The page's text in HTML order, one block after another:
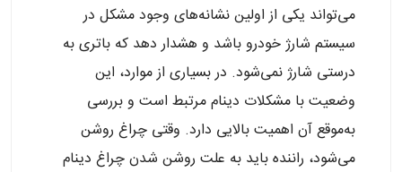
می‌تواند یکی از اولین نشانه‌های وجود مشکل در
سیستم شارژ خودرو باشد و هشدار دهد که باتری به
درستی شارژ نمی‌شود. در بسیاری از موارد، این
وضعیت با مشکلات دینام مرتبط است و بررسی
به‌موقع آن اهمیت بالایی دارد. وقتی چراغ روشن
می‌شود، راننده باید به علت روشن شدن چراغ دینام